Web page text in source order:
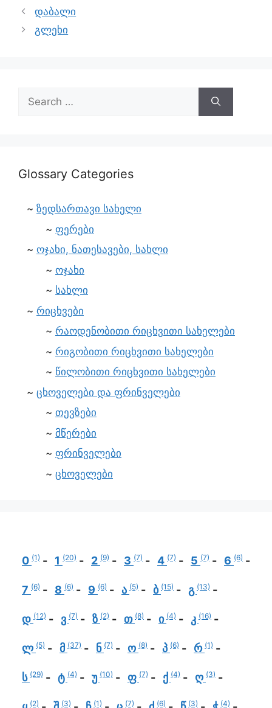
დაბალი
გლეხი
Glossary Categories
ზედსართავი სახელი
ფერები
ოჯახი, ნათესავები, სახლი
ოჯახი
სახლი
რიცხვები
რაოდენობითი რიცხვითი სახელები
რიგობითი რიცხვითი სახელები
წილობითი რიცხვითი სახელები
ცხოველები და ფრინველები
თევზები
მწერები
ფრინველები
ცხოველები
0 (1) 1 (20) 2 (9) 3 (7) 4 (7) 5 (7) 6 (6)
7 (6) 8 (6) 9 (6) ა (5) ბ (15) გ (13)
დ (12) ვ (7) ზ (2) თ (8) ი (4) კ (16)
ლ (5) მ (37) ნ (7) ო (8) პ (6) რ (1)
ს (29) ტ (4) უ (10) ფ (7) ქ (4) ღ (3)
(2) (3) (1) (7) (6) (3) (4)